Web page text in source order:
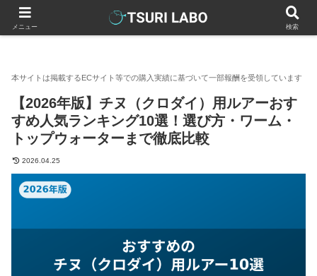
釣りラボマガジン 釣具（釣り道具） ルアー 【2026年版
【2026年版】チヌ（クロダイ）用ルアーおす
すめ人気ランキング10選！選び方・ワーム・
トップウォーターまで徹底比較
2026.04.25
メニュー 検索